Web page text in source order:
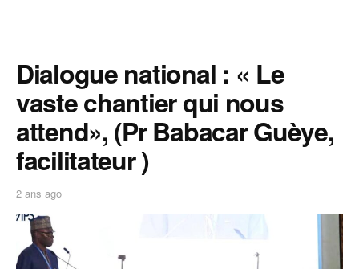
Dialogue national : « Le
vaste chantier qui nous
attend», (Pr Babacar Guèye,
facilitateur )
2 ans ago